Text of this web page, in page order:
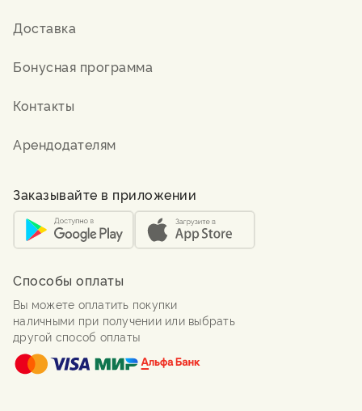
Доставка
Бонусная программа
Контакты
Арендодателям
Заказывайте в приложении
Способы оплаты
Вы можете оплатить покупки
наличными при получении или выбрать
другой способ оплаты